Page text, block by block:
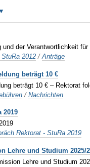
der Verantwortlichkeit
2012 /Anträge
beträgt 10 €
beträgt 10 € – Rektorat
/Nachrichten
2019
Rektorat - StuRa 2019
Lehre und Studium 2025/
Lehre und Studium